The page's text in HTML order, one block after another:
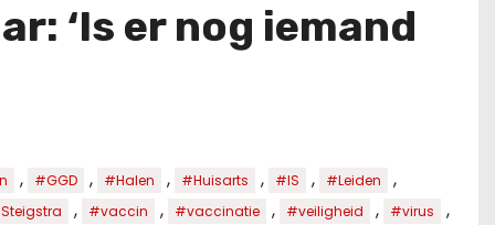
‘Is er nog iemand
, #GGD , #Halen , #Huisarts , #IS , #Leiden ,
, #vaccin , #vaccinatie , #veiligheid , #virus ,